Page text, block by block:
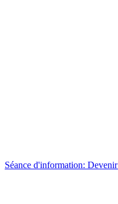
Séance d'information: